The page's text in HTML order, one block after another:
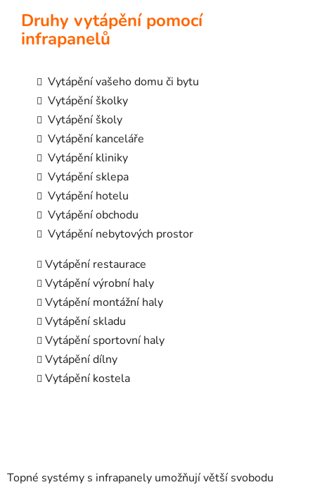
Druhy vytápění pomocí
infrapanelů
Vytápění vašeho domu či bytu
Vytápění školky
Vytápění školy
Vytápění kanceláře
Vytápění kliniky
Vytápění sklepa
Vytápění hotelu
Vytápění obchodu
Vytápění nebytových prostor
Vytápění restaurace
Vytápění výrobní haly
Vytápění montážní haly
Vytápění skladu
Vytápění sportovní haly
Vytápění dílny
Vytápění kostela
Topné systémy s infrapanely umožňují větší svobodu